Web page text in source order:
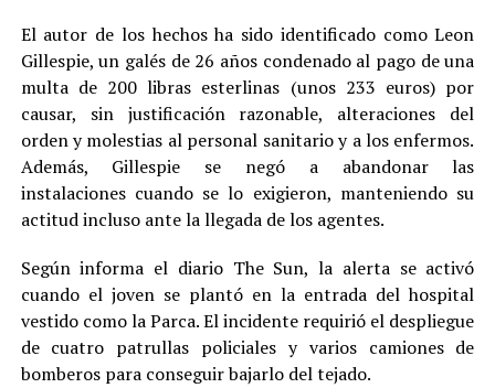
El autor de los hechos ha sido identificado como Leon
Gillespie, un galés de 26 años condenado al pago de una
multa de 200 libras esterlinas (unos 233 euros) por
causar, sin justificación razonable, alteraciones del
orden y molestias al personal sanitario y a los enfermos.
Además, Gillespie se negó a abandonar las
instalaciones cuando se lo exigieron, manteniendo su
actitud incluso ante la llegada de los agentes.
Según informa el diario The Sun, la alerta se activó
cuando el joven se plantó en la entrada del hospital
vestido como la Parca. El incidente requirió el despliegue
de cuatro patrullas policiales y varios camiones de
bomberos para conseguir bajarlo del tejado.